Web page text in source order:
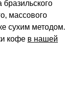
массового
сухим методом.
кофе в нашей